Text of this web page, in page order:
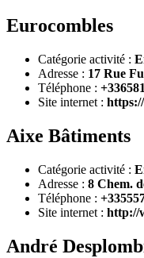
Eurocombles
Catégorie activité :
Adresse : 17 Rue
Téléphone :
Site internet :
Aixe Bâtiments
Catégorie activité :
Adresse : 8 Chem.
Téléphone :
Site internet : http://
André